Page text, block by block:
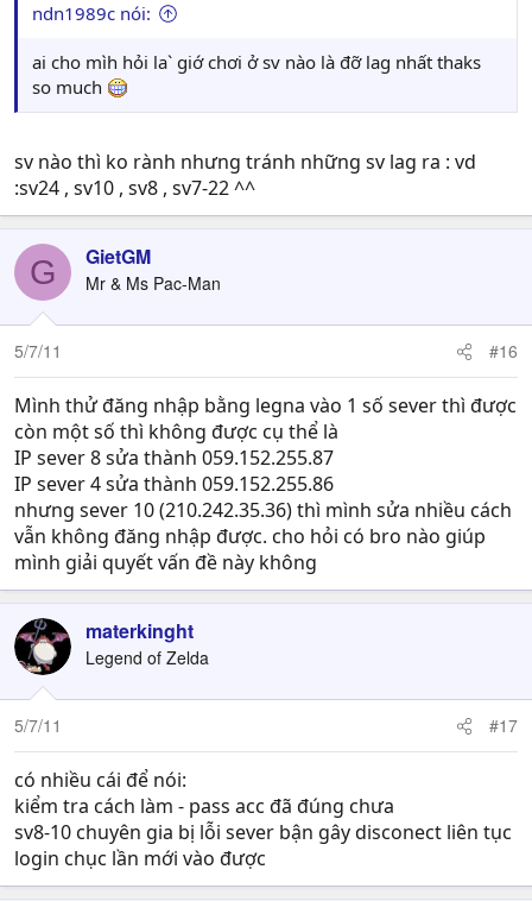
ndn1989c nói:
ai cho mìh hỏi la` giớ chơi ở sv nào là đỡ lag nhất thaks
so much
sv nào thì ko rành nhưng tránh những sv lag ra : vd
:sv24 , sv10 , sv8 , sv7-22 ^^
G GietGM
Mr & Ms Pac-Man
5/7/11 #16
Mình thử đăng nhập bằng legna vào 1 số sever thì được
còn một số thì không được cụ thể là
IP sever 8 sửa thành 059.152.255.87
IP sever 4 sửa thành 059.152.255.86
nhưng sever 10 (210.242.35.36) thì mình sửa nhiều cách
vẫn không đăng nhập được. cho hỏi có bro nào giúp
mình giải quyết vấn đề này không
materkinght
Legend of Zelda
5/7/11 #17
có nhiều cái để nói:
kiểm tra cách làm - pass acc đã đúng chưa
sv8-10 chuyên gia bị lỗi sever bận gây disconect liên tục
login chục lần mới vào được